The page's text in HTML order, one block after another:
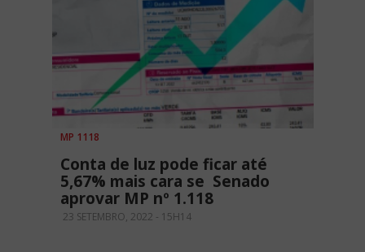
MP 1118
Conta de luz pode ficar até
5,67% mais cara se Senado
aprovar MP nº 1.118
23 SETEMBRO, 2022 - 15H14